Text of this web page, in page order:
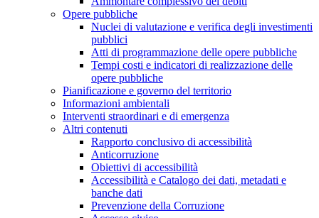
Opere pubbliche
Nuclei di valutazione e verifica degli investimenti
pubblici
Atti di programmazione delle opere pubbliche
Tempi costi e indicatori di realizzazione delle
opere pubbliche
Pianificazione e governo del territorio
Informazioni ambientali
Interventi straordinari e di emergenza
Altri contenuti
Rapporto conclusivo di accessibilità
Anticorruzione
Obiettivi di accessibilità
Accessibilità e Catalogo dei dati, metadati e
banche dati
Prevenzione della Corruzione